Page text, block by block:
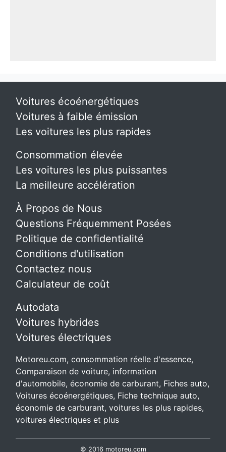
Voitures écoénergétiques
Voitures à faible émission
Les voitures les plus rapides
Consommation élevée
Les voitures les plus puissantes
La meilleure accélération
À Propos de Nous
Questions Fréquemment Posées
Politique de confidentialité
Conditions d'utilisation
Contactez nous
Calculateur de coût
Autodata
Voitures hybrides
Voitures électriques
Motoreu.com, consommation réelle d'essence,
Comparaison de voiture, information
d'automobile, économie de carburant, Fiches auto,
Voitures écoénergétiques, Fiche technique auto,
économie de carburant, voitures les plus rapides,
voitures électriques et plus
© 2016 motoreu.com